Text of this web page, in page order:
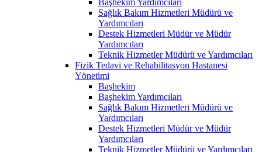
Sağlık Bakım Hizmetleri Müdürü ve
Yardımcıları
Destek Hizmetleri Müdür ve Müdür
Yardımcıları
Teknik Hizmetler Müdürü ve Yardımcıları
Fizik Tedavi ve Rehabilitasyon Hastanesi
Yönetimi
Başhekim
Başhekim Yardımcıları
Sağlık Bakım Hizmetleri Müdürü ve
Yardımcıları
Destek Hizmetleri Müdür ve Müdür
Yardımcıları
Teknik Hizmetler Müdürü ve Yardımcıları